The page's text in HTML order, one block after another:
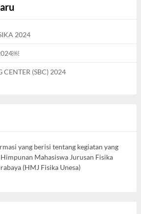
2024
CENTER (SBC) 2024
yang berisi tentang kegiatan yang
Mahasiswa Jurusan Fisika
(HMJ Fisika Unesa)